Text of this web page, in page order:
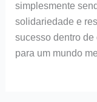
simplesmente
solidariedade e
sucesso dentro
para um mundo